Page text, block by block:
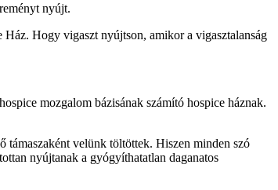
nyújt.
Ház. Hogy vigaszt nyújtson, amikor a vigasztalanság
mozgalom bázisának számító hospice háznak.
támaszaként velünk töltöttek. Hiszen minden szó
nyújtanak a gyógyíthatatlan daganatos